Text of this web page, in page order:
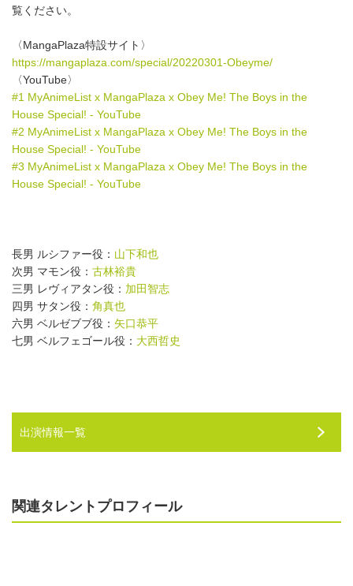
覧ください。
〈MangaPlaza特設サイト〉
https://mangaplaza.com/special/20220301-Obeyme/
〈YouTube〉
#1 MyAnimeList x MangaPlaza x Obey Me! The Boys in the
House Special! - YouTube
#2 MyAnimeList x MangaPlaza x Obey Me! The Boys in the
House Special! - YouTube
#3 MyAnimeList x MangaPlaza x Obey Me! The Boys in the
House Special! - YouTube
長男 ルシファー役： 山下和也
次男 マモン役： 古林裕貴
三男 レヴィアタン役： 加田智志
四男 サタン役： 角真也
六男 ベルゼブブ役： 矢口恭平
七男 ベルフェゴール役： 大西哲史
出演情報一覧
関連タレントプロフィール